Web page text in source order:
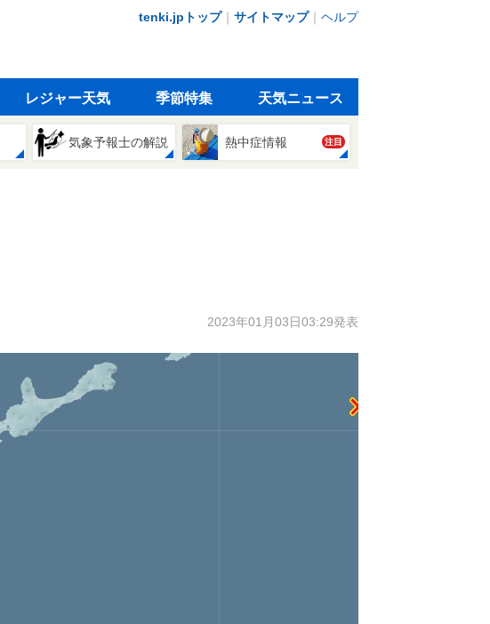
tenki.jpトップ｜ サイトマップ｜ ヘルプ
レジャー天気 季節特集 天気ニュース
気象予報士の解説 熱中症情報 注目
2023年01月03日03:29発表